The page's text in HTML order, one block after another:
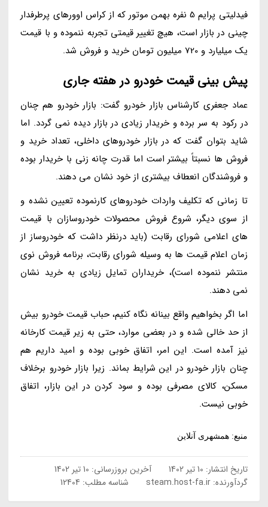
فیدلیتی پرایم 5 نفره بهمن موتور که از کراس اوورهای پرطرفدار
چینی در بازار است، هیچ تغییر قیمتی تجربه ننموده و با قیمت
یک میلیارد و 720 میلیون تومان خرید و فروش شد.
پیش بینی قیمت خودرو در هفته جاری
عماد جعفری کارشناس بازار خودرو گفت: بازار خودرو هم چنان
در رکود به سر برده و خریدار زیادی در بازار دیده نمی گردد. اما
شاید بتوان گفت که در بازار خودروهای داخلی، تعداد خرید و
فروش ها نسبتاً بیشتر است اما قدرت چانه زنی با خریدار بوده
و فروشندگان انعطاف بیشتری از خود نشان می دهند.
تا زمانی که تکلیف واردات خودروهای کارنموده تعیین نشده و
از سوی دیگر، شروع فروش محصولات خودروسازان با قیمت
های اعلامی شورای رقابت (باید درنظر داشت که خودروساز از
زمان اعلام قیمت ها به وسیله شورای رقابت، برنامه فروش نوی
منتشر ننموده است)، خریداران تمایل زیادی به خرید نشان
نمی دهند.
اما اگر بخواهیم واقع بینانه نگاه کنیم، حباب قیمت خودرو بیش
از حد خالی شده و در بعضی موارد، حتی به زیر قیمت کارخانه
نیز آمده است. این امر، اتفاق خوبی بوده و امید داریم هم
چنان بازار خودرو در این شرایط بماند. زیرا بازار خودرو برخلاف
مسکن، کالای مصرفی بوده و سود کردن در این بازار، اتفاق
خوبی نیست.
منبع: همشهری آنلاین
تاریخ انتشار: 10 تیر 1402 آخرین بروزرسانی: 10 تیر 1402
گردآورنده:steam.host-fa.ir شناسه مطلب: 12404